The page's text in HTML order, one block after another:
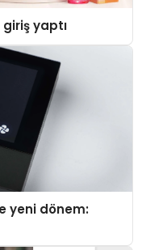
yaptı
yeni dönem: